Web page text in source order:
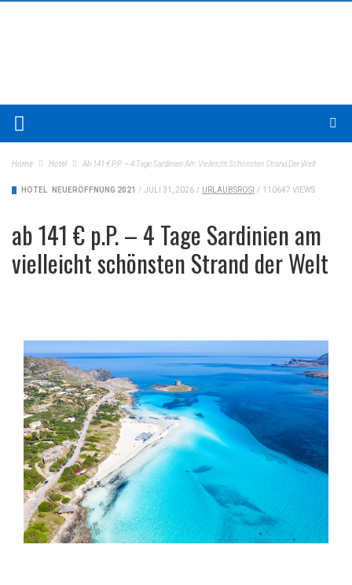
Home Hotel Ab 141 € P.P. – 4 Tage Sardinien Am Vielleicht Schönsten Strand Der Welt
HOTEL NEUERÖFFNUNG 2021 / JULI 31, 2026 / URLAUBSROSI / 110647 VIEWS
ab 141 € p.P. – 4 Tage Sardinien am
vielleicht schönsten Strand der Welt